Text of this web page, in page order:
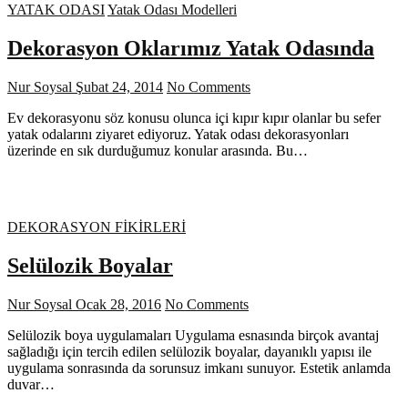
YATAK ODASIYatak Odası Modelleri
Dekorasyon Oklarımız Yatak Odasında
Nur Soysal Şubat 24, 2014 No Comments
Ev dekorasyonu söz konusu olunca içi kıpır kıpır olanlar bu sefer
yatak odalarını ziyaret ediyoruz. Yatak odası dekorasyonları
üzerinde en sık durduğumuz konular arasında. Bu…
DEKORASYON FİKİRLERİ
Selülozik Boyalar
Nur Soysal Ocak 28, 2016 No Comments
Selülozik boya uygulamaları Uygulama esnasında birçok avantaj
sağladığı için tercih edilen selülozik boyalar, dayanıklı yapısı ile
uygulama sonrasında da sorunsuz imkanı sunuyor. Estetik anlamda
duvar…